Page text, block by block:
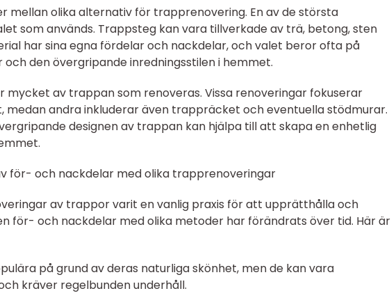
mellan olika alternativ för trapprenovering. En av de största
som används. Trappsteg kan vara tillverkade av trä, betong, sten
har sina egna fördelar och nackdelar, och valet beror ofta på
den övergripande inredningsstilen i hemmet.
mycket av trappan som renoveras. Vissa renoveringar fokuserar
andra inkluderar även trappräcket och eventuella stödmurar.
designen av trappan kan hjälpa till att skapa en enhetlig
för- och nackdelar med olika trapprenoveringar
av trappor varit en vanlig praxis för att upprätthålla och
för- och nackdelar med olika metoder har förändrats över tid. Här är
på grund av deras naturliga skönhet, men de kan vara
kräver regelbunden underhåll.